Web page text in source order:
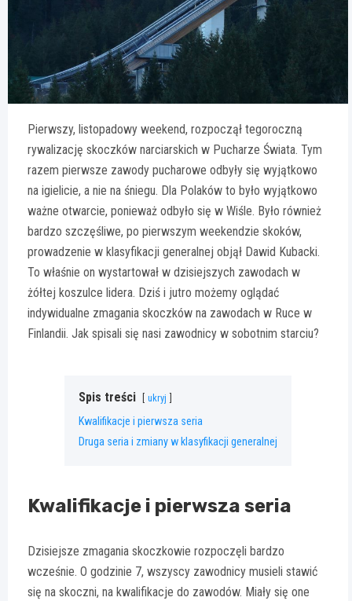
Pierwszy, listopadowy weekend, rozpoczął tegoroczną
rywalizację skoczków narciarskich w Pucharze Świata. Tym
razem pierwsze zawody pucharowe odbyły się wyjątkowo
na igielicie, a nie na śniegu. Dla Polaków to było wyjątkowo
ważne otwarcie, ponieważ odbyło się w Wiśle. Było również
bardzo szczęśliwe, po pierwszym weekendzie skoków,
prowadzenie w klasyfikacji generalnej objął Dawid Kubacki.
To właśnie on wystartował w dzisiejszych zawodach w
żółtej koszulce lidera. Dziś i jutro możemy oglądać
indywidualne zmagania skoczków na zawodach w Ruce w
Finlandii. Jak spisali się nasi zawodnicy w sobotnim starciu?
Spis treści ukryj
Kwalifikacje i pierwsza seria
Druga seria i zmiany w klasyfikacji generalnej
Kwalifikacje i pierwsza seria
Dzisiejsze zmagania skoczkowie rozpoczęli bardzo
wcześnie. O godzinie 7, wszyscy zawodnicy musieli stawić
się na skoczni, na kwalifikacje do zawodów. Miały się one